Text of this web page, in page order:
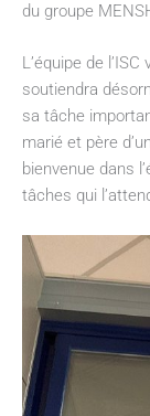
du groupe
L’équipe de
soutiendra
sa tâche
marié et père
bienvenue dans
tâches qui